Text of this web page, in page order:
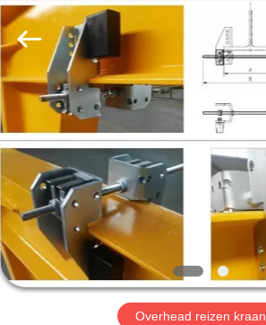
HUIS
PRODUCTEN
ONGEVEER
ONS
FABRIEKSREIS
Silence
Industry
Ltd..
Rights
Reserved.
Overhead reizen kraan